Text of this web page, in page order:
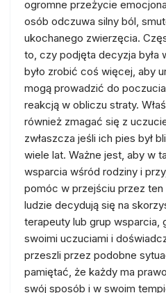
ogromne przeżycie
osób odczuwa silny ból,
ukochanego zwierzęcia.
to, czy podjęta decyzja była
było zrobić coś więcej, aby
mogą prowadzić do
reakcją w obliczu straty.
również zmagać się z
zwłaszcza jeśli ich pies był
wiele lat. Ważne jest, aby w
wsparcia wśród rodziny i
pomóc w przejściu przez
ludzie decydują się na
terapeuty lub grup wsparcia,
swoimi uczuciami i
przeszli przez podobne
pamiętać, że każdy ma
swój sposób i w swoim